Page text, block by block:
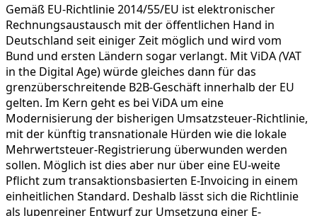
Gemäß EU-Richtlinie 2014/55/EU ist elektronischer
Rechnungsaustausch mit der öffentlichen Hand in
Deutschland seit einiger Zeit möglich und wird vom
Bund und ersten Ländern sogar verlangt. Mit ViDA(VAT
in the Digital Age) würde gleiches dann für das
grenzüberschreitende B2B-Geschäft innerhalb der EU
gelten. Im Kern geht es bei ViDA um eine
Modernisierung der bisherigen Umsatzsteuer-Richtlinie,
mit der künftig transnationale Hürden wie die lokale
Mehrwertsteuer-Registrierung überwunden werden
sollen. Möglich ist dies aber nur über eine EU-weite
Pflicht zum transaktionsbasierten E-Invoicing in einem
einheitlichen Standard. Deshalb lässt sich die Richtlinie
als lupenreiner Entwurf zur Umsetzung einer E-